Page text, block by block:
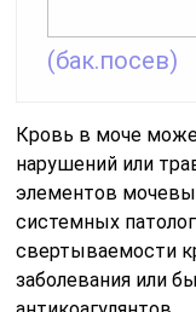
(бак.посев)
Кровь в моче
нарушений или
элементов
системных
свертываемости
заболевания или